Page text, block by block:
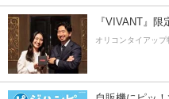
『VIVANT』
オリコンタイアップ